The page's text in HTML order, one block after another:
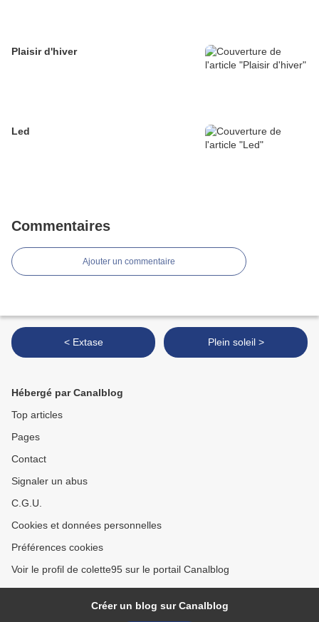
Plaisir d'hiver
Led
Commentaires
Ajouter un commentaire
< Extase Plein soleil >
Hébergé par Canalblog
Top articles
Pages
Contact
Signaler un abus
C.G.U.
Cookies et données personnelles
Préférences cookies
Voir le profil de colette95 sur le portail Canalblog
Créer un blog sur Canalblog